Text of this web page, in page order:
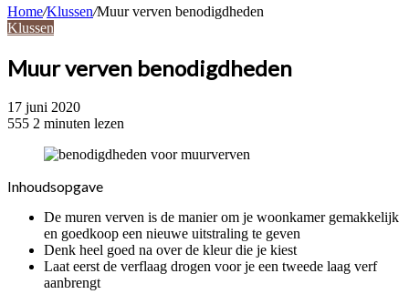
Home/Klussen/Muur verven benodigdheden
Klussen
Muur verven benodigdheden
17 juni 2020
555 2 minuten lezen
Inhoudsopgave
De muren verven is de manier om je woonkamer gemakkelijk
en goedkoop een nieuwe uitstraling te geven
Denk heel goed na over de kleur die je kiest
Laat eerst de verflaag drogen voor je een tweede laag verf
aanbrengt